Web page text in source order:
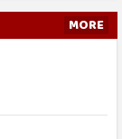
MORE